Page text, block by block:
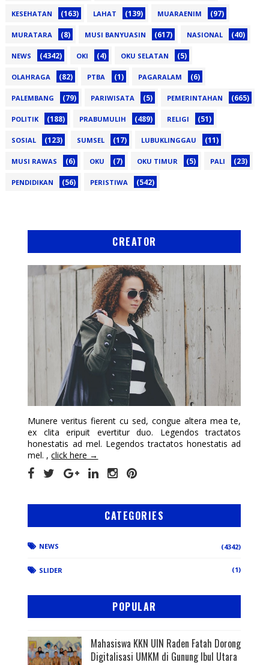
KESEHATAN (163) LAHAT (139) MUARAENIM (97)
MURATARA (8) MUSI BANYUASIN (617) NASIONAL (40)
NEWS (4342) OKI (4) OKU SELATAN (5)
OLAHRAGA (82) PTBA (1) PAGARALAM (6)
PALEMBANG (79) PARIWISATA (5) PEMERINTAHAN (665)
POLITIK (188) PRABUMULIH (489) RELIGI (51)
SOSIAL (123) SUMSEL (17) LUBUKLINGGAU (11)
MUSI RAWAS (6) OKU (7) OKU TIMUR (5) PALI (23)
PENDIDIKAN (56) PERISTIWA (542)
CREATOR
Munere veritus fierent cu sed, congue altera mea te,
ex clita eripuit evertitur duo. Legendos tractatos
honestatis ad mel. Legendos tractatos honestatis ad
mel. ,click here →
CATEGORIES
NEWS (4342)
SLIDER (1)
POPULAR
Mahasiswa KKN UIN Raden Fatah Dorong
Digitalisasi UMKM di Gunung Ibul Utara